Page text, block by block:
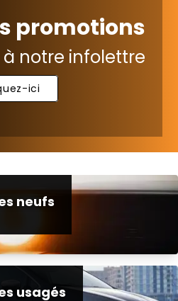
promotions
notre infolettre
ici
neufs
usagés